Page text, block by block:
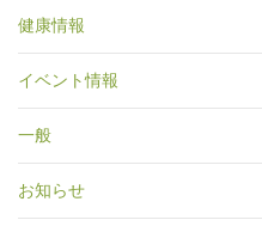
健康情報
イベント情報
一般
お知らせ